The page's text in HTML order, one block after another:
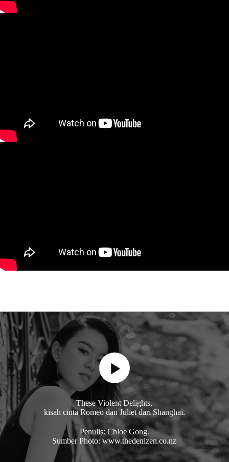
These Violent Delights,
kisah cinta Romeo dan Juliet dari Shanghai.
Penulis: Chloe Gong.
Sumber Photo: www.thedenizen.co.nz